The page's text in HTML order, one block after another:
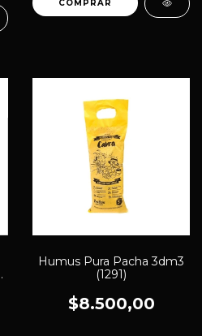
Humus Pura Pacha 3dm3
(1291)
$8.500,00